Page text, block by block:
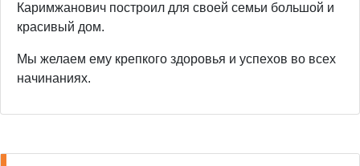
Каримжанович построил для своей семьи большой и
красивый дом.
Мы желаем ему крепкого здоровья и успехов во всех
начинаниях.